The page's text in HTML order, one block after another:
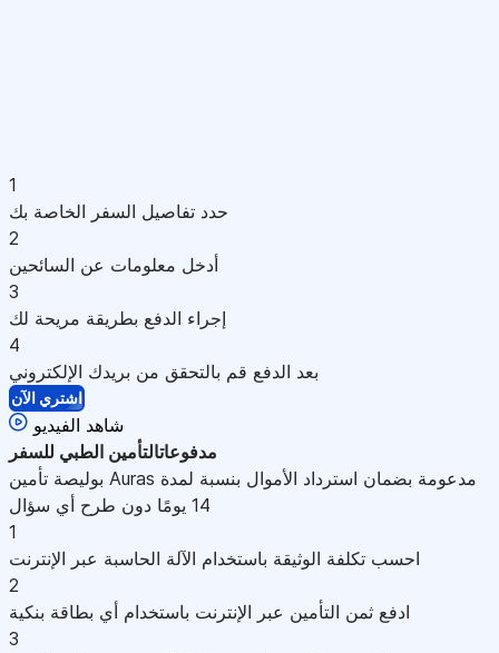
1
حدد تفاصيل السفر الخاصة بك
2
أدخل معلومات عن السائحين
3
إجراء الدفع بطريقة مريحة لك
4
بعد الدفع قم بالتحقق من بريدك الإلكتروني
اشتري الآن
شاهد الفيديو
مدفوعاتالتأمين الطبي للسفر
بوليصة تأمين Auras مدعومة بضمان استرداد الأموال بنسبة لمدة
14 يومًا دون طرح أي سؤال
1
احسب تكلفة الوثيقة باستخدام الآلة الحاسبة عبر الإنترنت
2
ادفع ثمن التأمين عبر الإنترنت باستخدام أي بطاقة بنكية
3